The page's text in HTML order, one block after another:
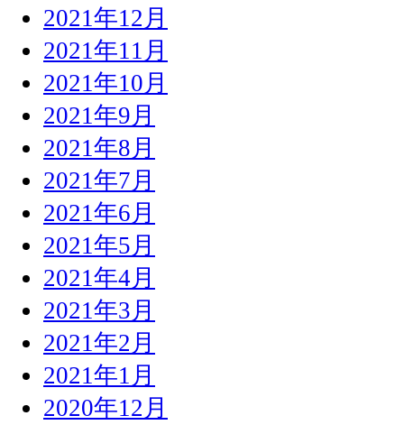
2021年12月
2021年11月
2021年10月
2021年9月
2021年8月
2021年7月
2021年6月
2021年5月
2021年4月
2021年3月
2021年2月
2021年1月
2020年12月